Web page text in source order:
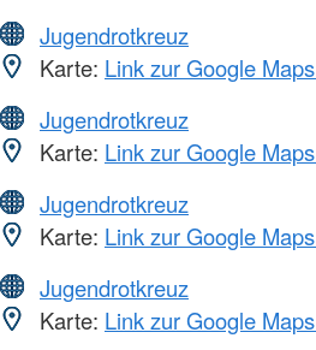
Jugendrotkreuz
Karte: Link zur Google
Jugendrotkreuz
Karte: Link zur Google
Jugendrotkreuz
Karte: Link zur Google
Jugendrotkreuz
Karte: Link zur Google